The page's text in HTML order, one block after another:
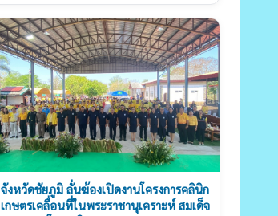
จังหวัดชัยภูมิ ลั่นฆ้องเปิดงานโครงการคลินิก
เกษตรเคลื่อนที่ในพระราชานุเคราะห์ สมเด็จ